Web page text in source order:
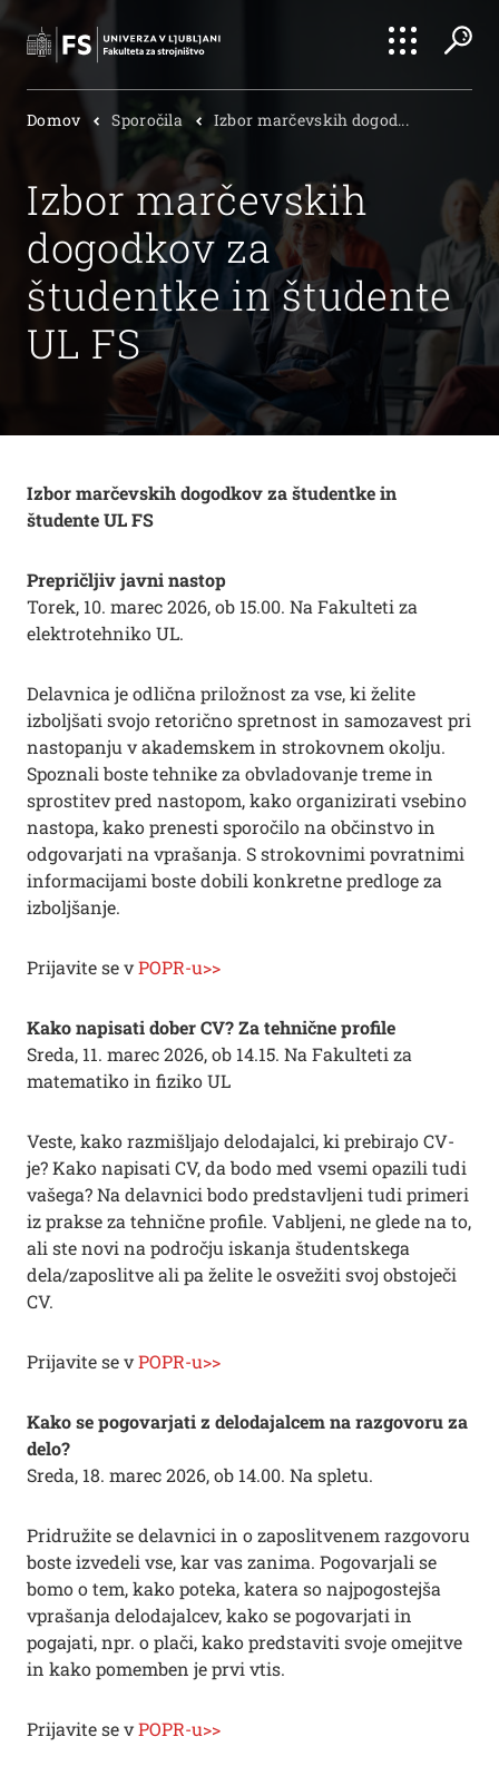
Išči
Domov Sporočila Izbor marčevskih dogod...
Izbor marčevskih
dogodkov za
študentke in študente
UL FS
Izbor marčevskih dogodkov za študentke in
študente UL FS
Prepričljiv javni nastop
Torek, 10. marec 2026, ob 15.00. Na Fakulteti za
elektrotehniko UL.
Delavnica je odlična priložnost za vse, ki želite
izboljšati svojo retorično spretnost in samozavest pri
nastopanju v akademskem in strokovnem okolju.
Spoznali boste tehnike za obvladovanje treme in
sprostitev pred nastopom, kako organizirati vsebino
nastopa, kako prenesti sporočilo na občinstvo in
odgovarjati na vprašanja. S strokovnimi povratnimi
informacijami boste dobili konkretne predloge za
izboljšanje.
Prijavite se vPOPR-u>>
Kako napisati dober CV? Za tehnične profile
Sreda, 11. marec 2026, ob 14.15. Na Fakulteti za
matematiko in fiziko UL
Veste, kako razmišljajo delodajalci, ki prebirajo CV-
je? Kako napisati CV, da bodo med vsemi opazili tudi
vašega? Na delavnici bodo predstavljeni tudi primeri
iz prakse za tehnične profile. Vabljeni, ne glede na to,
ali ste novi na področju iskanja študentskega
dela/zaposlitve ali pa želite le osvežiti svoj obstoječi
CV.
Prijavite se vPOPR-u>>
Kako se pogovarjati z delodajalcem na razgovoru za
delo?
Sreda, 18. marec 2026, ob 14.00. Na spletu.
Pridružite se delavnici in o zaposlitvenem razgovoru
boste izvedeli vse, kar vas zanima. Pogovarjali se
bomo o tem, kako poteka, katera so najpogostejša
vprašanja delodajalcev, kako se pogovarjati in
pogajati, npr. o plači, kako predstaviti svoje omejitve
in kako pomemben je prvi vtis.
Prijavite se vPOPR-u>>